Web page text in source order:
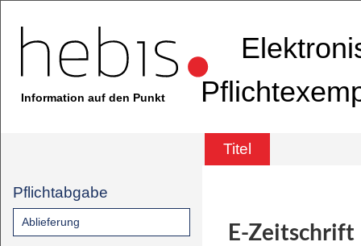
Information auf den Punkt
Titel
Pflichtabgabe
Ablieferung E-Zeitschrift